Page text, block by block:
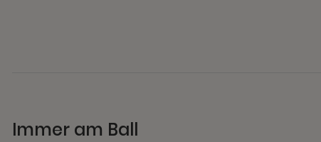
Immer am Ball